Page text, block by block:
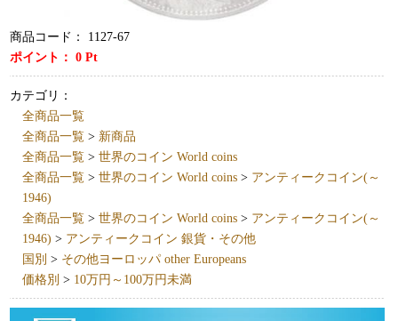
商品コード：
1127-67
ポイント：0 Pt
カテゴリ：
全商品一覧
全商品一覧 > 新商品
全商品一覧 >世界のコイン World coins
全商品一覧 >世界のコイン World coins > アンティークコイン(～
1946)
全商品一覧 >世界のコイン World coins > アンティークコイン(～
1946) > アンティークコイン 銀貨・その他
国別 > その他ヨーロッパ other Europeans
価格別 > 10万円～100万円未満